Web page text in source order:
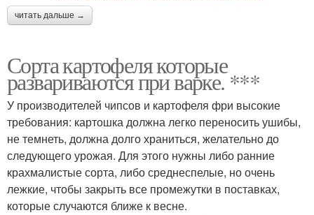
читать дальше →
Сорта картофеля которые
развариваются при варке. ***
У производителей чипсов и картофеля фри высокие
требования: картошка должна легко переносить ушибы,
не темнеть, должна долго храниться, желательно до
следующего урожая. Для этого нужны либо ранние
крахмалистые сорта, либо среднеспелые, но очень
лежкие, чтобы закрыть все промежутки в поставках,
которые случаются ближе к весне.